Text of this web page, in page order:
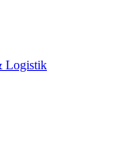
Logistik